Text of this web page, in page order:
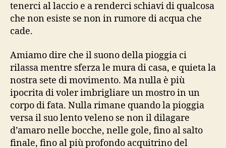
tenerci al laccio e a renderci schiavi di qualcosa
che non esiste se non in rumore di acqua che
cade.
Amiamo dire che il suono della pioggia ci
rilassa mentre sferza le mura di casa, e quieta la
nostra sete di movimento. Ma nulla è più
ipocrita di voler imbrigliare un mostro in un
corpo di fata. Nulla rimane quando la pioggia
versa il suo lento veleno se non il dilagare
d’amaro nelle bocche, nelle gole, fino al salto
finale, fino al più profondo acquitrino del